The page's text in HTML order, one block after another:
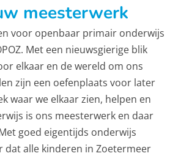
meesterwerk
voor openbaar primair onderwijs
Met een nieuwsgierige blik
elkaar en de wereld om ons
zijn een oefenplaats voor later
waar we elkaar zien, helpen en
is ons meesterwerk en daar
goed eigentijds onderwijs
dat alle kinderen in Zoetermeer